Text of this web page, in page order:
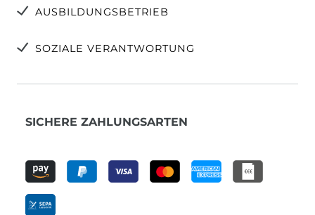
AUSBILDUNGSBETRIEB
SOZIALE VERANTWORTUNG
SICHERE ZAHLUNGSARTEN